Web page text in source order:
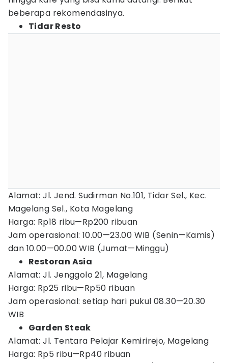
beberapa rekomendasinya.
Tidar Resto
Alamat: Jl. Jend. Sudirman No.101, Tidar Sel., Kec.
Magelang Sel., Kota Magelang
Harga: Rp18 ribu—Rp200 ribuan
Jam operasional: 10.00—23.00 WIB (Senin—Kamis)
dan 10.00—00.00 WIB (Jumat—Minggu)
Restoran Asia
Alamat: Jl. Jenggolo 21, Magelang
Harga: Rp25 ribu—Rp50 ribuan
Jam operasional: setiap hari pukul 08.30—20.30
WIB
Garden Steak
Alamat: Jl. Tentara Pelajar Kemirirejo, Magelang
Harga: Rp5 ribu—Rp40 ribuan